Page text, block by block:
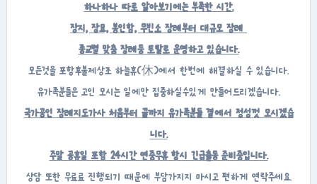
하나하나 따로 알아보기에는 부족한 시간.
장지, 장묘, 봉인함, 무빈소 장례부터 대규모 장례
종교별 맞춤 장례등 토탈로 운영하고 있습니다.
모든것을 포항후불제상조 하늘휴(休)에서 한번에 해결하실 수 있습니다.
유가족분들은 고인 모시는 일에만 집중하실수있게 만들어드리겠습니다.
국가공인 장례지도가사 처음부터 끝까지 유가족분들 곁에서 정성껏 모시겠습
니다.
주말 공휴일 포함 24시간 연중무휴 항시 긴급출동 준비중입니다.
상담 또한 무료료 진행되기 때문에 부담가지지 마시고 편하게 연락주세요.